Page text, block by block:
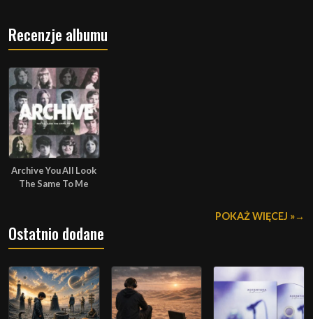
Recenzje albumu
Archive You All Look
The Same To Me
POKAŻ WIĘCEJ »
Ostatnio dodane